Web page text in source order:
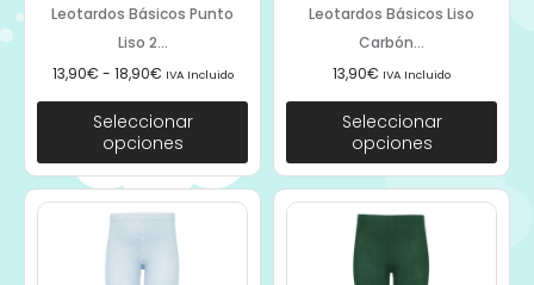
Leotardos Básicos Punto
Liso 2...
13,90€ - 18,90€ IVA Incluido
Seleccionar
opciones
Leotardos Básicos Liso
Carbón...
13,90€ IVA Incluido
Seleccionar
opciones